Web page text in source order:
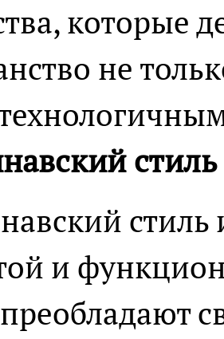
которые
не
стиль
стиль
и